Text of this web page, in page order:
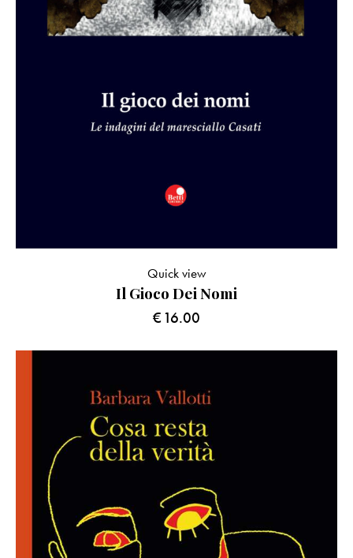
Il Gioco Dei Nomi
€16.00
Quick view